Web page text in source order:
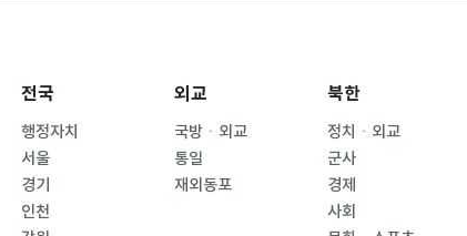
전국
행정자치
서울
경기
인천
외교
국방ㆍ외교
통일
재외동포
북한
정치ㆍ외교
군사
경제
사회